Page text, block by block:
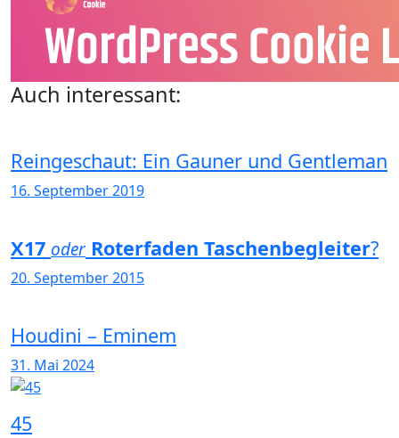
Auch interessant:
Reingeschaut: Ein Gauner und Gentleman
16. September 2019
X17 oder Roterfaden Taschenbegleiter?
20. September 2015
Houdini – Eminem
31. Mai 2024
45